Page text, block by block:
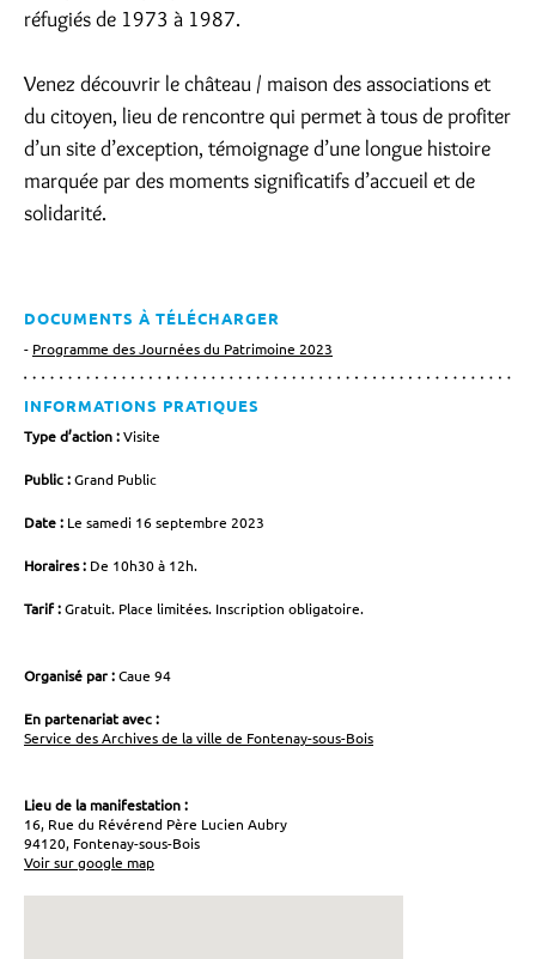
réfugiés de 1973 à 1987.
Venez découvrir le château / maison des associations et
du citoyen, lieu de rencontre qui permet à tous de profiter
d’un site d’exception, témoignage d’une longue histoire
marquée par des moments significatifs d’accueil et de
solidarité.
DOCUMENTS À TÉLÉCHARGER
Programme des Journées du Patrimoine 2023
INFORMATIONS PRATIQUES
Type d’action :Visite
Public :Grand Public
Date : Le samedi 16 septembre 2023
Horaires : De 10h30 à 12h.
Tarif :Gratuit. Place limitées. Inscription obligatoire.
Organisé par :Caue 94
En partenariat avec :
Service des Archives de la ville de Fontenay-sous-Bois
Lieu de la manifestation :
16, Rue du Révérend Père Lucien Aubry
94120, Fontenay-sous-Bois
Voir sur google map